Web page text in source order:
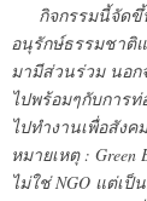
กิจกรรมนี้จัดขึ้น
อนุรักษ์ธรรมชาติ
มามีส่วนร่วม นอก
ไปพร้อมๆกับการ
ไปทำงานเพื่อสัง
หมายเหตุ :
ไม่ใช่ NGO แต่เ